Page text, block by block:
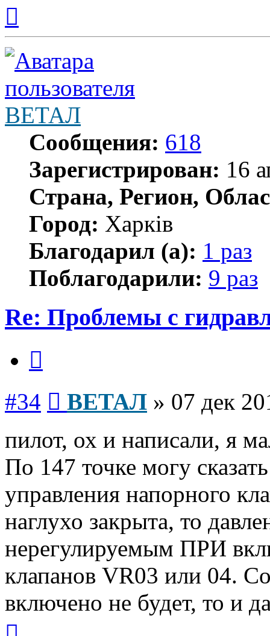
началу
ВЕТАЛ
Сообщения: 618
Зарегистрирован: 16
Страна, Регион,
Город: Харків
Благодарил (а): 1 раз
Поблагодарили: 9 раз
Re: Проблемы с
#34 ВЕТАЛ » 07 дек
пилот, ох и написали, я
По 147 точке могу
управления напорного
наглухо закрыта, то
нерегулируемым ПРИ
клапанов VR03 или 04.
включено не будет, то и